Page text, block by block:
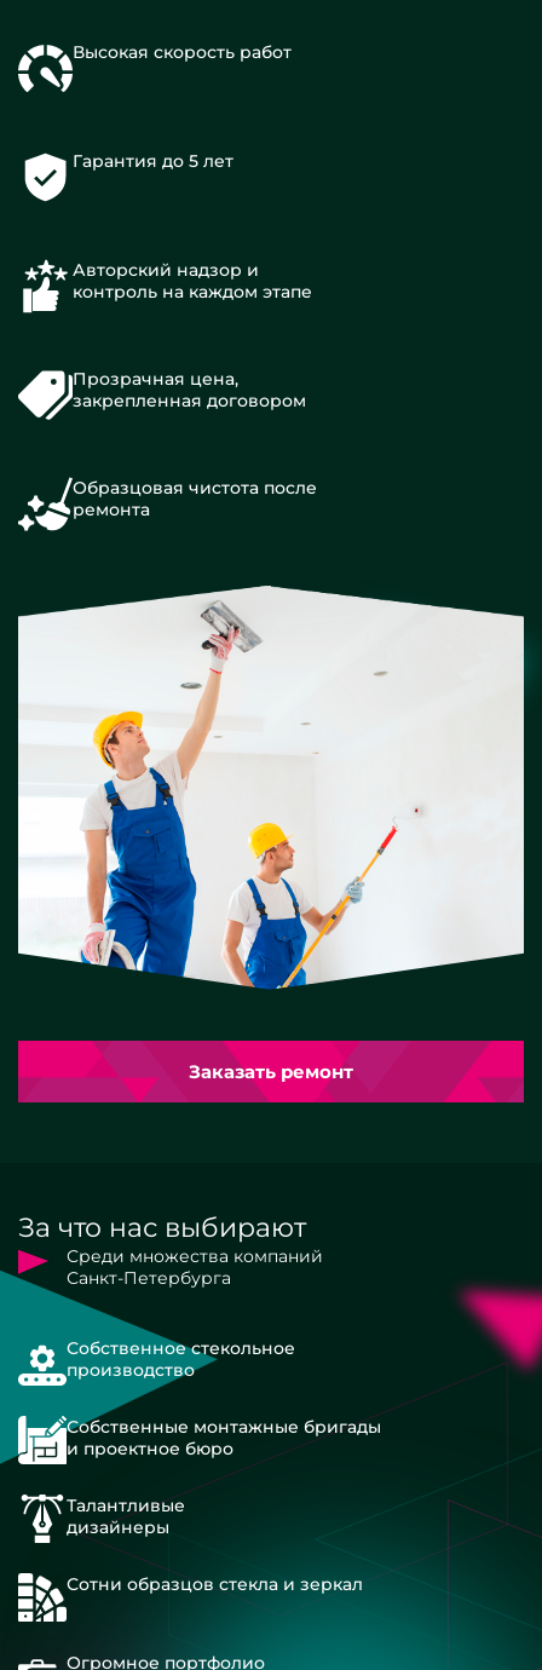
Высокая скорость работ
Гарантия до 5 лет
Авторский надзор и
контроль на каждом этапе
Прозрачная цена,
закрепленная договором
Образцовая чистота после
ремонта
Заказать ремонт
За что нас выбирают
Среди множества компаний
Санкт-Петербурга
Собственное стекольное
производство
Собственные монтажные бригады
и проектное бюро
Талантливые
дизайнеры
Сотни образцов стекла и зеркал
Огромное портфолио